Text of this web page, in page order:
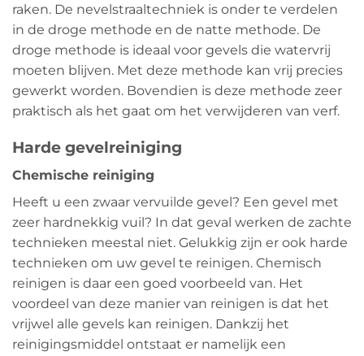
raken. De nevelstraaltechniek is onder te verdelen
in de droge methode en de natte methode. De
droge methode is ideaal voor gevels die watervrij
moeten blijven. Met deze methode kan vrij precies
gewerkt worden. Bovendien is deze methode zeer
praktisch als het gaat om het verwijderen van verf.
Harde gevelreiniging
Chemische reiniging
Heeft u een zwaar vervuilde gevel? Een gevel met
zeer hardnekkig vuil? In dat geval werken de zachte
technieken meestal niet. Gelukkig zijn er ook harde
technieken om uw gevel te reinigen. Chemisch
reinigen is daar een goed voorbeeld van. Het
voordeel van deze manier van reinigen is dat het
vrijwel alle gevels kan reinigen. Dankzij het
reinigingsmiddel ontstaat er namelijk een